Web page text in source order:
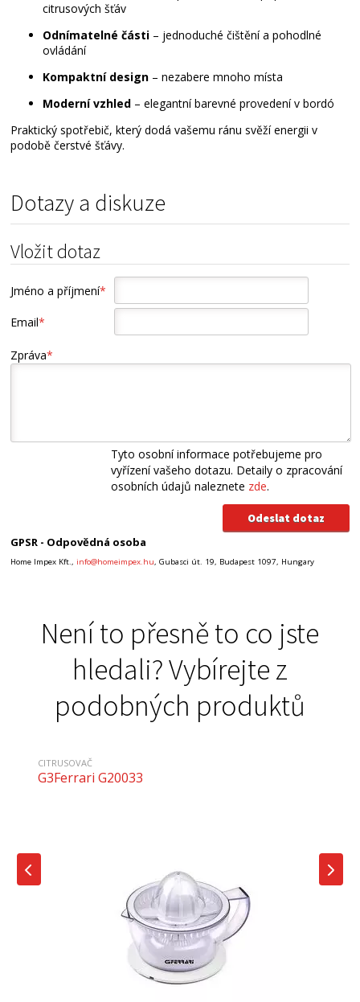
citrusových šťáv
Odnímatelné části – jednoduché čištění a pohodlné
ovládání
Kompaktní design – nezabere mnoho místa
Moderní vzhled – elegantní barevné provedení v bordó
Praktický spotřebič, který dodá vašemu ránu svěží energii v
podobě čerstvé šťávy.
Dotazy a diskuze
Vložit dotaz
Jméno a příjmení*
Email*
Zpráva*
Tyto osobní informace potřebujeme pro
vyřízení vašeho dotazu. Detaily o zpracování
osobních údajů naleznete zde.
GPSR - Odpovědná osoba
Home Impex Kft., info@homeimpex.hu, Gubasci út. 19, Budapest 1097, Hungary
Není to přesně to co jste
hledali? Vybírejte z
podobných produktů
CITRUSOVAČ
G3Ferrari G20033